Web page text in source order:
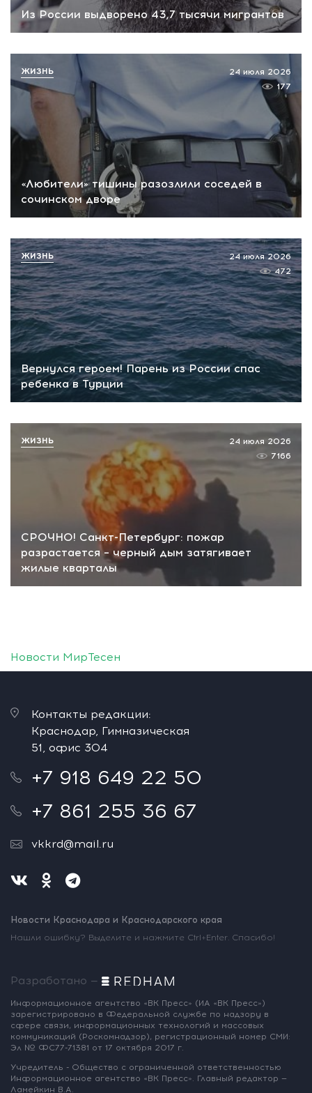
Из России выдворено 43,7 тысячи мигрантов
«Любители» тишины разозлили соседей в
сочинском дворе
24 июля 2026
177
ЖИЗНЬ
Вернулся героем! Парень из России спас
ребенка в Турции
24 июля 2026
472
ЖИЗНЬ
СРОЧНО! Санкт-Петербург: пожар
разрастается – черный дым затягивает
жилые кварталы
24 июля 2026
7166
ЖИЗНЬ
Новости МирТесен
Контакты редакции:
Краснодар, Гимназическая
51, офис 304
+7 918 649 22 50
+7 861 255 36 67
vkkrd@mail.ru
Новости Краснодара и Краснодарского края
Нашли ошибку? Выделите и нажмите Ctrl+Enter. Спасибо!
Разработано —
Информационное агентство «ВК Пресс» (ИА «ВК Пресс»)
зарегистрировано в Федеральной службе по надзору в
сфере связи, информационных технологий и массовых
коммуникаций (Роскомнадзор), регистрационный номер СМИ:
Эл № ФС77-71381 от 17 октября 2017 г.
Учредитель - Общество с ограниченной ответственностью
Информационное агентство «ВК Пресс». Главный редактор —
Ламейкин В.А.